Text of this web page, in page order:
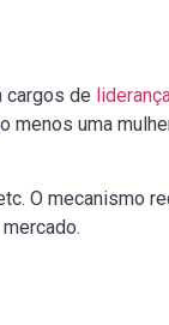
cargos de
menos uma
O mecanismo